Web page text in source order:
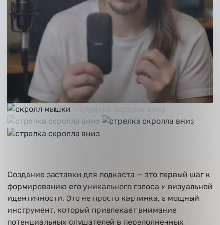
Создание заставки для подкаста — это первый шаг к
формированию его уникального голоса и визуальной
идентичности. Это не просто картинка, а мощный
инструмент, который привлекает внимание
потенциальных слушателей в переполненных